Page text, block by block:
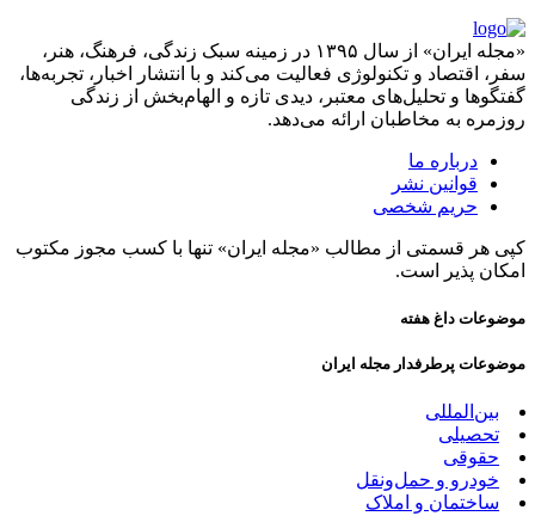
«مجله ایران» از سال ۱۳۹۵ در زمینه سبک زندگی، فرهنگ، هنر،
سفر، اقتصاد و تکنولوژی فعالیت می‌کند و با انتشار اخبار، تجربه‌ها،
گفتگوها و تحلیل‌های معتبر، دیدی تازه و الهام‌بخش از زندگی
روزمره به مخاطبان ارائه می‌دهد.
درباره ما
قوانین نشر
حریم شخصی
کپی هر قسمتی از مطالب «مجله ایران» تنها با کسب مجوز مکتوب
امکان پذیر است.
موضوعات داغ هفته
موضوعات پرطرفدار مجله ایران
بین‌المللی
تحصیلی
حقوقی
خودرو و حمل‌و‌نقل
ساختمان و املاک